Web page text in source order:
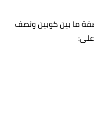
ما بين كوبين ونصف